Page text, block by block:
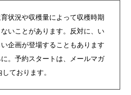
状況や収穫量によって収穫時期
いことがあります。反対に、い
企画が登場することもあります
。予約スタートは、メールマガ
ております。